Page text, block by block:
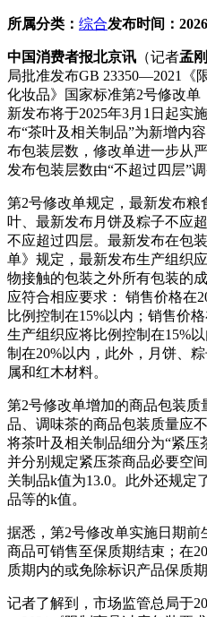
所属分类： 综合发布时间：
中国消费者报北京讯 （记者孟刚
局批准发布GB 23350—2021《
化妆品》国家标准第2号修改
新发布将于2025年3月1日起实
布“茶叶及相关制品”为新增内
布包装层数，修改单进一步从
发布包装层数由“不超过四层”调
第2号修改单规定，最新发布粮
叶、最新发布月饼及粽子不应
不应超过四层。最新发布在包
单》规定，最新发布生产组织
物接触的包装之外所有包装的
应符合相应要求： 销售价格在
比例控制在15%以内；销售价
生产组织应将比例控制在15%
制在20%以内，此外，月饼、
属和红木材料。
第2号修改单增加的商品包装质
品、调味茶的商品包装质量应
将茶叶及相关制品细分为“紧压
并分别规定紧压茶商品必要空
关制品k值为13.0。此外还规定
品等的k值。
据悉，第2号修改单实施日期前
商品可销售至保质期结束；在
质期内的或免除标识产品保质
记者了解到，市场监管总局于